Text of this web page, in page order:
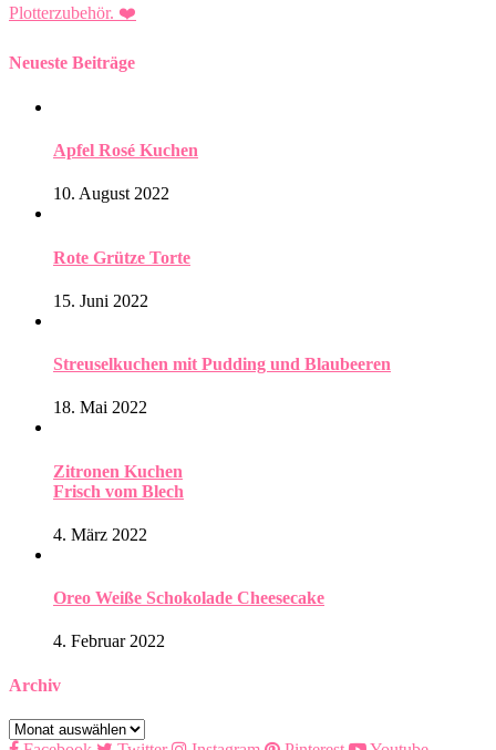
Plotterzubehör. ❤️
Neueste Beiträge
Apfel Rosé Kuchen
10. August 2022
Rote Grütze Torte
15. Juni 2022
Streuselkuchen mit Pudding und Blaubeeren
18. Mai 2022
Zitronen Kuchen
Frisch vom Blech
4. März 2022
Oreo Weiße Schokolade Cheesecake
4. Februar 2022
Archiv
Archiv